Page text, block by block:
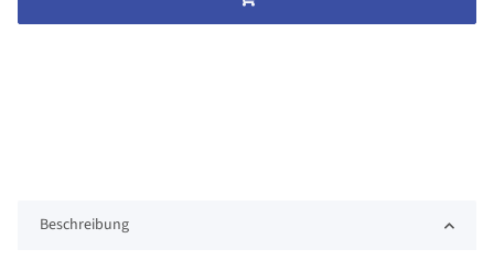
Beschreibung